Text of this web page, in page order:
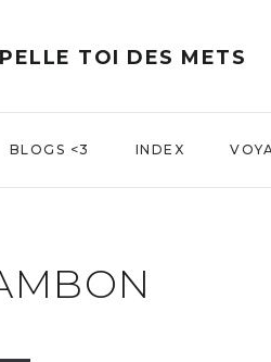
TOI DES METS
BLOGS <3 INDEX